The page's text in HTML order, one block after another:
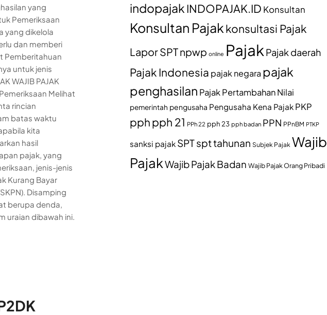
yang
Pemeriksaan
yang dikelola
dan memberi
Pemberitahuan
untuk jenis
WAJIB PAJAK
Melihat
rincian
batas waktu
kita
hasil
pajak, yang
jenis-jenis
Kurang Bayar
Disamping
berupa denda,
uraian dibawah ini.
indopajakINDOPAJAK.ID Konsultan
Konsultan Pajakkonsultasi Pajak
Lapor SPTnpwp online Pajak Pajak daerah
Pajak Indonesia pajak negara pajak
penghasilan Pajak Pertambahan Nilai
pemerintah pengusaha Pengusaha Kena Pajak PKP
pphpph 21 PPh 22 pph 23 pph badan PPN PPnBM PTKP
sanksi pajak SPTspt tahunan Subjek Pajak Wajib
PajakWajib Pajak Badan Wajib Pajak Orang Pribadi